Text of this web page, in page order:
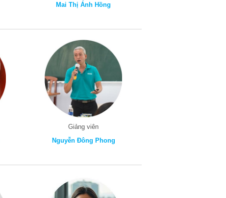
Mai Thị Ánh Hồng
Giảng viên
Nguyễn Đông Phong